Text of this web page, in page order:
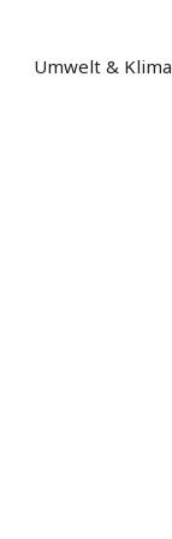
Umwelt & Klima